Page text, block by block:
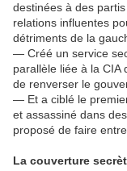
destinées à des
relations influentes
détriments de la
— Créé un service
parallèle liée à la CIA
de renverser le
— Et a ciblé le
et assassiné dans
proposé de faire
La couverture